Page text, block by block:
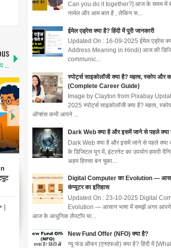
...
|
Can you do it together?] आज के समय में
नार्मल और आम बात है , लेकिन स...
ईमेल एड्रेस क्या है? हिंदी में पूरी जानकारी
Updated On : 16-09-2025 ईमेल एड्रेस
Address Meaning in Hindi) आज की
communic...
स्पोर्ट्स साइकोलॉजी क्या है? महत्व, स्कोप और
(Complete Career Guide)
Image by Clayton from Pixabay
2025 स्पोर्ट्स साइकोलॉजी क्या है? महत्व,
ऑप्शंस कभी आपने ...
Dark Web क्या है और इसमें जाने से पहले क्या
Dark Web क्या है और इसमें जाने से पहले क्या
के डिजिटल युग में, इंटरनेट का उपयोग हमारी
अहम हिस्सा बन चुका...
Digital Computer का Evolution —
कंप्यूटर का इतिहास
Updated On : 23-10-2025 Digital
Evolution — आसान भाषा में समझें अगर आपने
आज के आधुनिक लैपटॉप या...
New Fund Offer (NFO) क्या है?
न्यू फंड ऑफर (एनएफओ) क्या है? हिंदी में